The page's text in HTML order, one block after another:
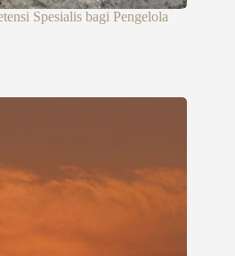
Spesialis bagi Pengelola